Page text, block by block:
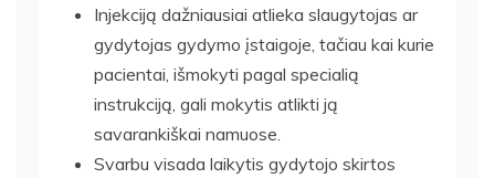
Injekciją dažniausiai atlieka slaugytojas ar
gydytojas gydymo įstaigoje, tačiau kai kurie
pacientai, išmokyti pagal specialią
instrukciją, gali mokytis atlikti ją
savarankiškai namuose.
Svarbu visada laikytis gydytojo skirtos